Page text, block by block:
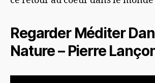
Regarder Méditer
Nature – Pierre